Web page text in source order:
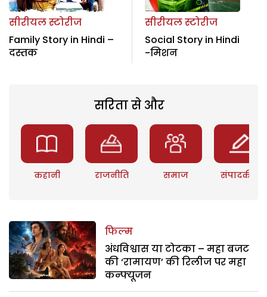
सीरीयल स्टोरीज
Family Story in Hindi –
दस्तक
सीरीयल स्टोरीज
Social Story in Hindi
-मिशन
सरिता से और
कहानी राजनीति समाज संपादकीय
फिल्म
अंधविश्वास या टोटका – महा बजट
की ‘रामायण’ की रिलीज पर महा
कन्फ्यूजन